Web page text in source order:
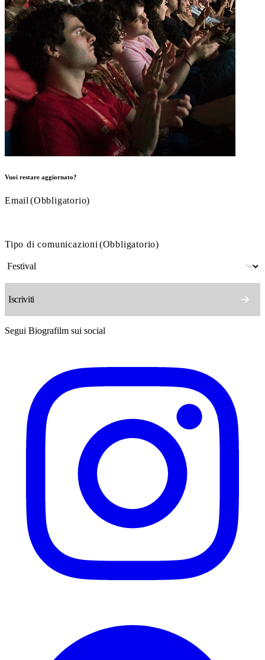
Vuoi restare aggiornato?
Email (Obbligatorio)
Tipo di comunicazioni (Obbligatorio)
Segui Biografilm sui social